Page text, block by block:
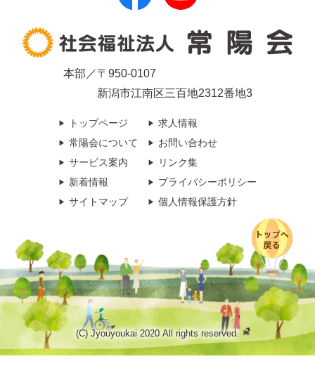
本部／〒950-0107
新潟市江南区三百地2312番地3
トップページ
常陽会について
サービス案内
新着情報
サイトマップ
求人情報
お問い合わせ
リンク集
プライバシーポリシー
個人情報保護方針
(C) Jyouyoukai 2020 All rights reserved.